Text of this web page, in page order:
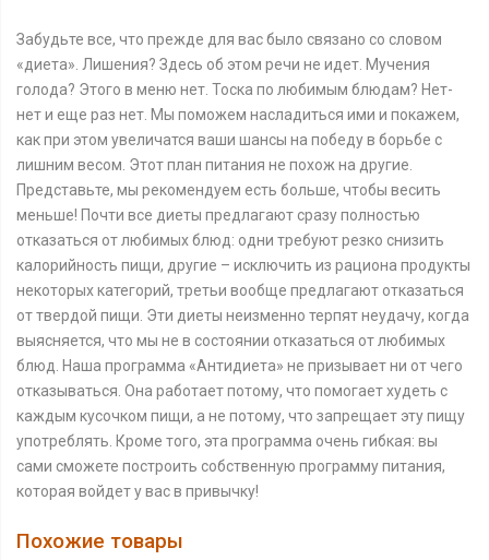
Забудьте все, что прежде для вас было связано со словом
«диета». Лишения? Здесь об этом речи не идет. Мучения
голода? Этого в меню нет. Тоска по любимым блюдам? Нет-
нет и еще раз нет. Мы поможем насладиться ими и покажем,
как при этом увеличатся ваши шансы на победу в борьбе с
лишним весом. Этот план питания не похож на другие.
Представьте, мы рекомендуем есть больше, чтобы весить
меньше! Почти все диеты предлагают сразу полностью
отказаться от любимых блюд: одни требуют резко снизить
калорийность пищи, другие – исключить из рациона продукты
некоторых категорий, третьи вообще предлагают отказаться
от твердой пищи. Эти диеты неизменно терпят неудачу, когда
выясняется, что мы не в состоянии отказаться от любимых
блюд. Наша программа «Антидиета» не призывает ни от чего
отказываться. Она работает потому, что помогает худеть с
каждым кусочком пищи, а не потому, что запрещает эту пищу
употреблять. Кроме того, эта программа очень гибкая: вы
сами сможете построить собственную программу питания,
которая войдет у вас в привычку!
Похожие товары